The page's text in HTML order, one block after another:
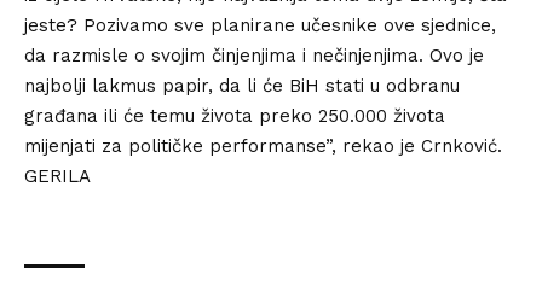
jeste? Pozivamo sve planirane učesnike ove sjednice,
da razmisle o svojim činjenjima i nečinjenjima. Ovo je
najbolji lakmus papir, da li će BiH stati u odbranu
građana ili će temu života preko 250.000 života
mijenjati za političke performanse”, rekao je Crnković.
GERILA